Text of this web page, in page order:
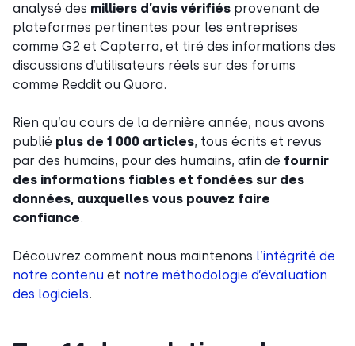
analysé des milliers d’avis vérifiés provenant de
plateformes pertinentes pour les entreprises
comme G2 et Capterra, et tiré des informations des
discussions d’utilisateurs réels sur des forums
comme Reddit ou Quora.
Rien qu’au cours de la dernière année, nous avons
publié plus de 1 000 articles, tous écrits et revus
par des humains, pour des humains, afin de fournir
des informations fiables et fondées sur des
données, auxquelles vous pouvez faire
confiance.
Découvrez comment nous maintenons l’intégrité de
notre contenu et notre méthodologie d’évaluation
des logiciels.